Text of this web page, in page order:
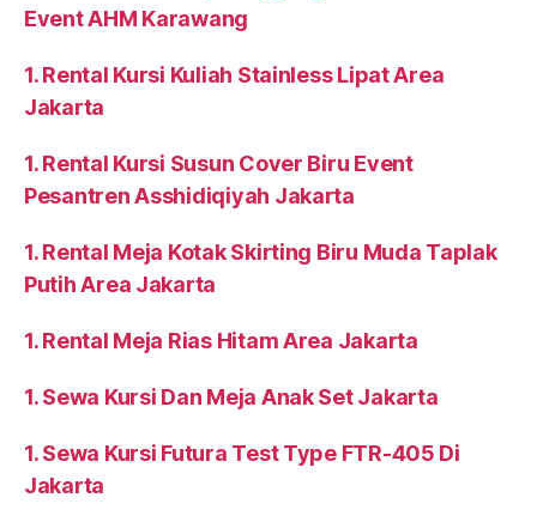
Event AHM Karawang
1. Rental Kursi Kuliah Stainless Lipat Area
Jakarta
1. Rental Kursi Susun Cover Biru Event
Pesantren Asshidiqiyah Jakarta
1. Rental Meja Kotak Skirting Biru Muda Taplak
Putih Area Jakarta
1. Rental Meja Rias Hitam Area Jakarta
1. Sewa Kursi Dan Meja Anak Set Jakarta
1. Sewa Kursi Futura Test Type FTR-405 Di
Jakarta